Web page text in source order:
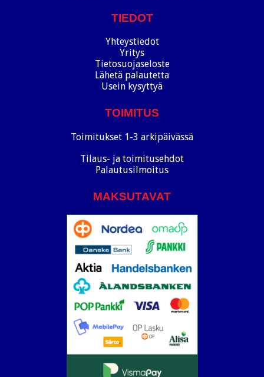
TIEDOT
Yhteystiedot
Yritys
Tietosuojaseloste
Lähetä palautetta
Usein kysyttyä
TOIMITUS
Toimitukset 1-3 arkipäivässä
Tilaus- ja toimitusehdot
Palautusilmoitus
MAKSUTAVAT